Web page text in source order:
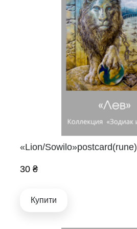
«Lion/Sowilo»postcard(rune)
30 ₴
Купити